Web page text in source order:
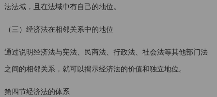
法法域，且在法域中有自己的地位。
（三）经济法在相邻关系中的地位
通过说明经济法与宪法、民商法、行政法、社会法等其他部门法
之间的相邻关系，就可以揭示经济法的价值和独立地位。
第四节经济法的体系